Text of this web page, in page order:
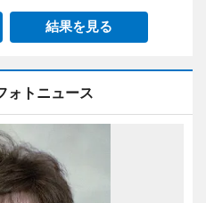
結果を見る
ォトニュース